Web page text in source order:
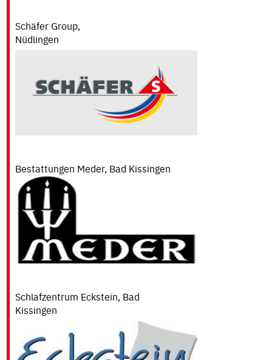
Schäfer Group,
Bestattungen Meder, Bad Kissingen
Schlafzentrum Eckstein, Bad